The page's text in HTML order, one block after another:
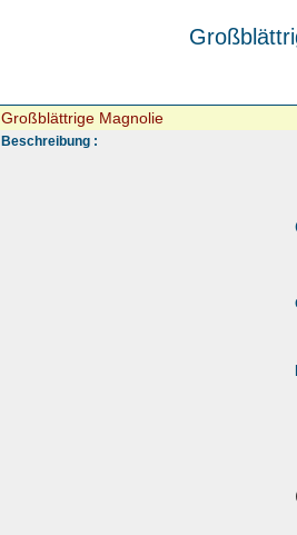
Großblättrige Magnolie
Beschreibung :